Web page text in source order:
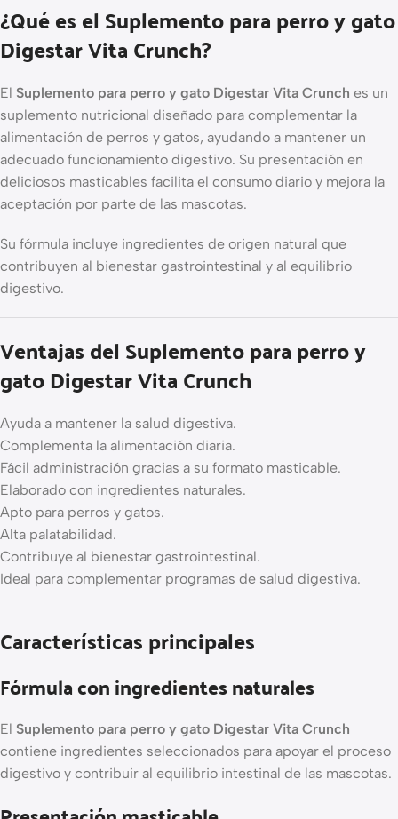
¿Qué es el Suplemento para perro y gato
Digestar Vita Crunch?
El Suplemento para perro y gato Digestar Vita Crunch es un
suplemento nutricional diseñado para complementar la
alimentación de perros y gatos, ayudando a mantener un
adecuado funcionamiento digestivo. Su presentación en
deliciosos masticables facilita el consumo diario y mejora la
aceptación por parte de las mascotas.
Su fórmula incluye ingredientes de origen natural que
contribuyen al bienestar gastrointestinal y al equilibrio
digestivo.
Ventajas del Suplemento para perro y
gato Digestar Vita Crunch
Ayuda a mantener la salud digestiva.
Complementa la alimentación diaria.
Fácil administración gracias a su formato masticable.
Elaborado con ingredientes naturales.
Apto para perros y gatos.
Alta palatabilidad.
Contribuye al bienestar gastrointestinal.
Ideal para complementar programas de salud digestiva.
Características principales
Fórmula con ingredientes naturales
El Suplemento para perro y gato Digestar Vita Crunch
contiene ingredientes seleccionados para apoyar el proceso
digestivo y contribuir al equilibrio intestinal de las mascotas.